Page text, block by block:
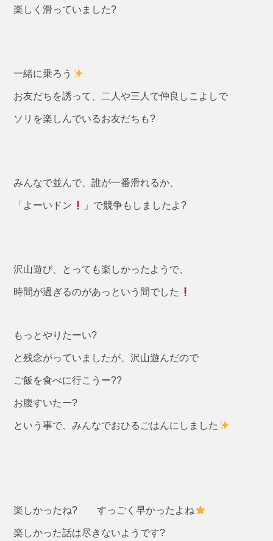
楽しく滑っていました?
一緒に乗ろう
お友だちを誘って、二人や三人で仲良しこよしで
ソリを楽しんでいるお友だちも?
みんなで並んで、誰が一番滑れるか、
「よーいドン 」で競争もしましたよ?
沢山遊び、とっても楽しかったようで、
時間が過ぎるのがあっという間でした
もっとやりたーい?
と残念がっていましたが、沢山遊んだので
ご飯を食べに行こうー??
お腹すいたー?
という事で、みんなでおひるごはんにしました
楽しかったね? すっごく早かったよね
楽しかった話は尽きないようです?